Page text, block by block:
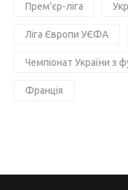
Прем'єр-ліга
Ліга Європи УЄФА
Чемпіонат України з
Франція